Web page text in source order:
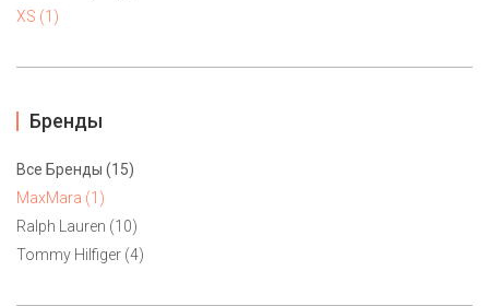
XS (1)
Бренды
Все Бренды (15)
MaxMara (1)
Ralph Lauren (10)
Tommy Hilfiger (4)